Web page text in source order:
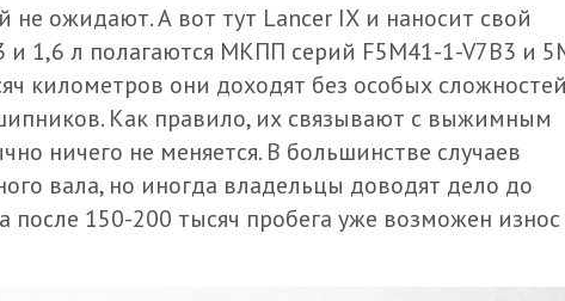
ожидают. А вот тут Lancer IX и наносит свой
1,6 л полагаются МКПП серий F5M41-1-V7B3 и
километров они доходят без особых
Как правило, их связывают с выжимным
ничего не меняется. В большинстве случаев
вала, но иногда владельцы доводят дело до
150-200 тысяч пробега уже возможен износ